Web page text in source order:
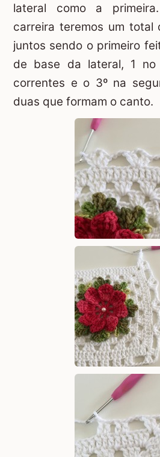
lateral como a
carreira teremos um total
juntos sendo o primeiro
de base da lateral, 1
correntes e o 3º na
duas que formam o canto.